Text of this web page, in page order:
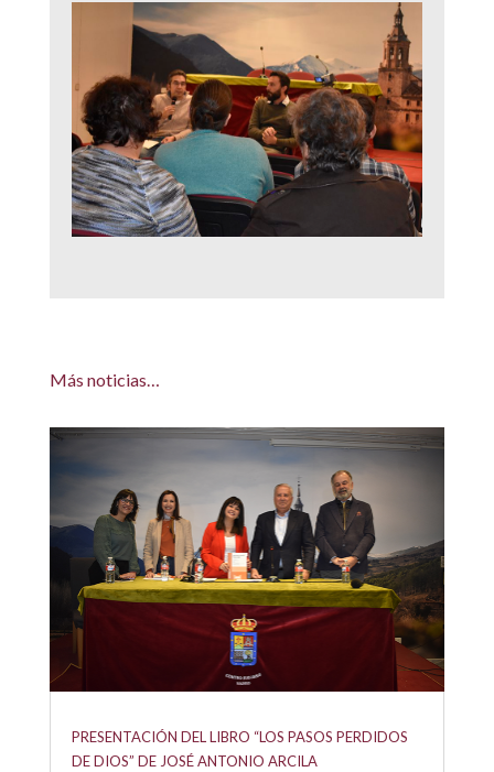
Más noticias…
PRESENTACIÓN DEL LIBRO “LOS PASOS PERDIDOS
DE DIOS” DE JOSÉ ANTONIO ARCILA